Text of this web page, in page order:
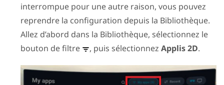
interrompue pour une autre raison, vous pouvez
reprendre la configuration depuis la Bibliothèque.
Allez d’abord dans la Bibliothèque, sélectionnez le
bouton de filtre
, puis sélectionnez Applis 2D.